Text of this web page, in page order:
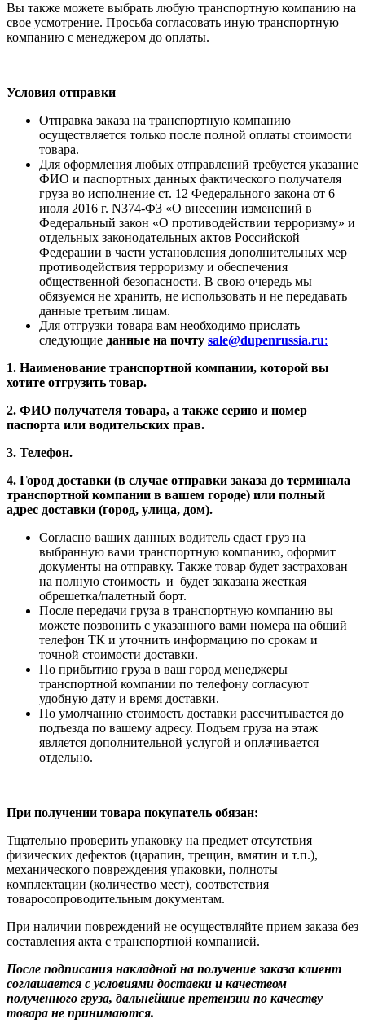
Вы также можете выбрать любую транспортную компанию на
свое усмотрение. Просьба согласовать иную транспортную
компанию с менеджером до оплаты.
Условия отправки
Отправка заказа на транспортную компанию
осуществляется только после полной оплаты стоимости
товара.
Для оформления любых отправлений требуется указание
ФИО и паспортных данных фактического получателя
груза во исполнение ст. 12 Федерального закона от 6
июля 2016 г. N374-ФЗ «О внесении изменений в
Федеральный закон «О противодействии терроризму» и
отдельных законодательных актов Российской
Федерации в части установления дополнительных мер
противодействия терроризму и обеспечения
общественной безопасности. В свою очередь мы
обязуемся не хранить, не использовать и не передавать
данные третьим лицам.
Для отгрузки товара вам необходимо прислать
следующие данные на почту sale@dupenrussia.ru:
1. Наименование транспортной компании, которой вы
хотите отгрузить товар.
2. ФИО получателя товара, а также серию и номер
паспорта или водительских прав.
3. Телефон.
4. Город доставки (в случае отправки заказа до терминала
транспортной компании в вашем городе) или полный
адрес доставки (город, улица, дом).
Согласно ваших данных водитель сдаст груз на
выбранную вами транспортную компанию, оформит
документы на отправку. Также товар будет застрахован
на полную стоимость и будет заказана жесткая
обрешетка/палетный борт.
После передачи груза в транспортную компанию вы
можете позвонить с указанного вами номера на общий
телефон ТК и уточнить информацию по срокам и
точной стоимости доставки.
По прибытию груза в ваш город менеджеры
транспортной компании по телефону согласуют
удобную дату и время доставки.
По умолчанию стоимость доставки рассчитывается до
подъезда по вашему адресу. Подъем груза на этаж
является дополнительной услугой и оплачивается
отдельно.
При получении товара покупатель обязан:
Тщательно проверить упаковку на предмет отсутствия
физических дефектов (царапин, трещин, вмятин и т.п.),
механического повреждения упаковки, полноты
комплектации (количество мест), соответствия
товаросопроводительным документам.
При наличии повреждений не осуществляйте прием заказа без
составления акта с транспортной компанией.
После подписания накладной на получение заказа клиент
соглашается с условиями доставки и качеством
полученного груза, дальнейшие претензии по качеству
товара не принимаются.